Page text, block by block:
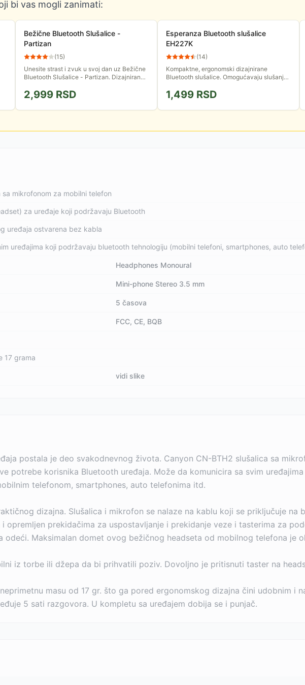
bi vas mogli zanimati:
Bežične Bluetooth Slušalice -
Partizan
(15)
Unesite strast i zvuk u svoj dan uz Bežične
Bluetooth Slušalice - Partizan. Dizajnirane
vrhunski stereo zvuk...
2,999 RSD
Esperanza Bluetooth slušalice
EH227K
(14)
Kompaktne, ergonomski dizajnirane
Bluetooth slušalice. Omogućavaju slušanje
Kućište za slušalice ima...
1,499 RSD
mikrofonom za mobilni telefon
za uređaje koji podržavaju Bluetooth
uređaja ostvarena bez kabla
uređajima koji podržavaju bluetooth tehnologiju (mobilni telefoni, smartphones, auto
Headphones Monoural
Mini-phone Stereo 3.5 mm
5 časova
FCC, CE, BQB
17 grama
vidi slike
postala je deo svakodnevnog života. Canyon CN-BTH2 slušalica sa
potrebe korisnika Bluetooth uređaja. Može da komunicira sa svim
telefonom, smartphones, auto telefonima itd.
dizajna. Slušalica i mikrofon se nalaze na kablu koji se priključuje na
opremljen prekidačima za uspostavljanje i prekidanje veze i tasterima za
odeći. Maksimalan domet ovog bežičnog headseta od mobilnog telefona je
iz torbe ili džepa da bi prihvatili poziv. Dovoljno je pritisnuti taster na
masu od 17 gr. što ga pored ergonomskog dizajna čini udobnim i
5 sati razgovora. U kompletu sa uređajem dobija se i punjač.